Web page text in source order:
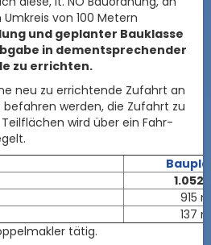
von 100 Metern
und geplanter Bauklasse
in dementsprechender
zu errichten.
neu zu errichtende Zufahrt an
werden, die Zufahrt zu
wird über ein Fahr-
1.052
915
137
tätig.